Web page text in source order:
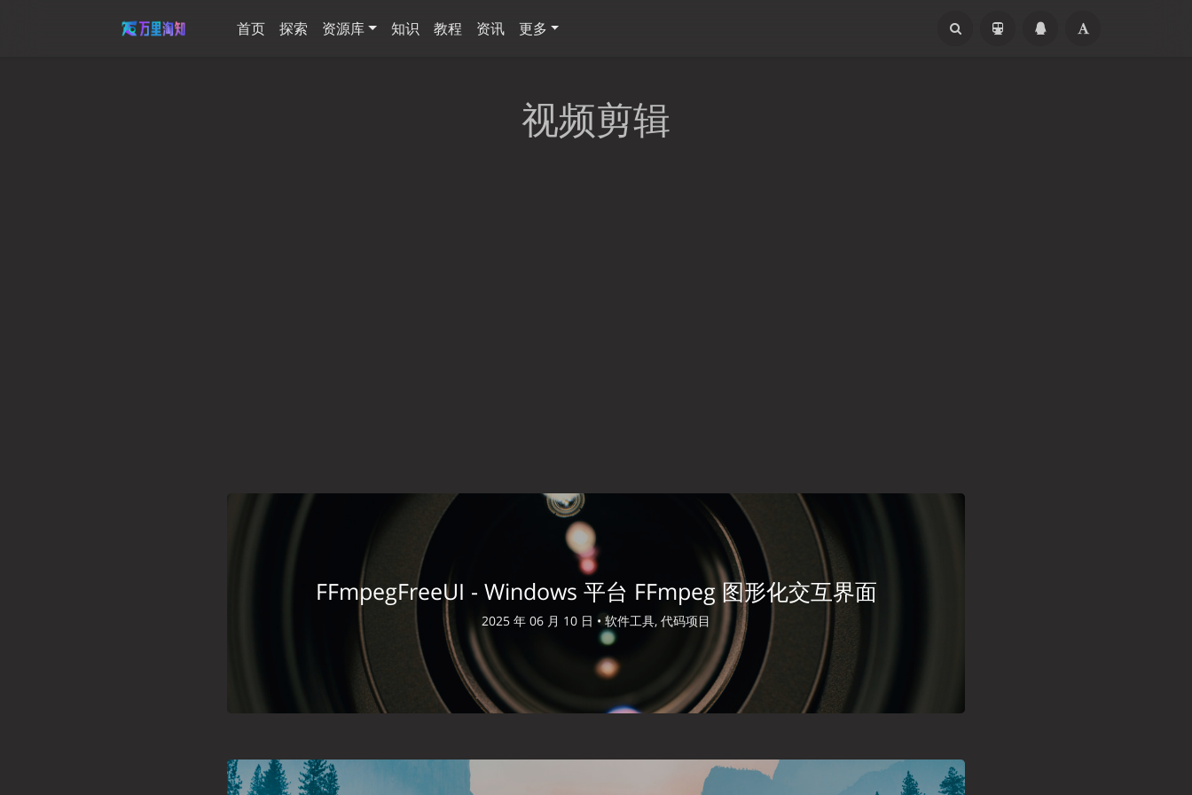
首页 探索 资源库 知识 教程 资讯 更多
视频剪辑
FFmpegFreeUI - Windows 平台 FFmpeg 图形化交互界面
2025 年 06 月 10 日 • 软件工具, 代码项目